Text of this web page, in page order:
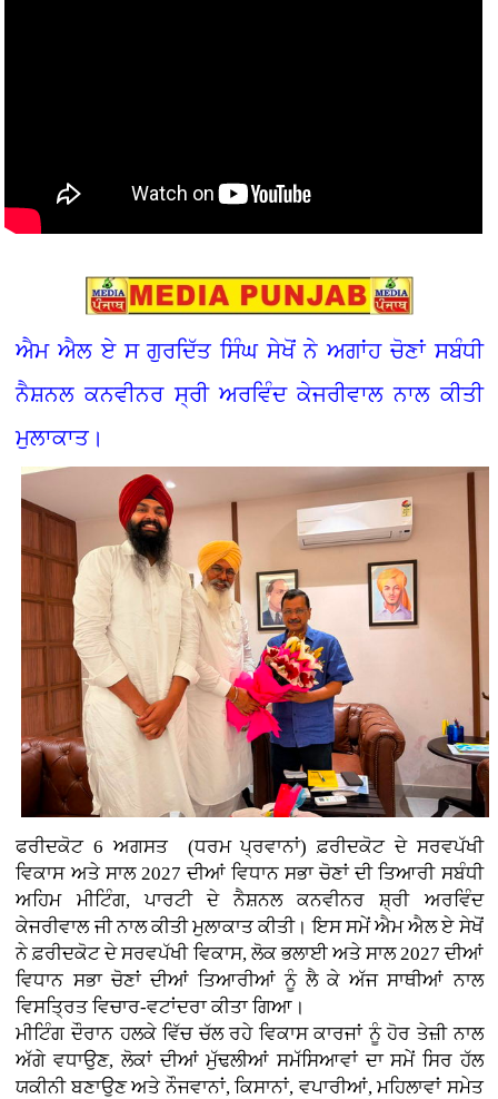
ਐਮ ਐਲ ਏ ਸ ਗੁਰਦਿੱਤ ਸਿੰਘ ਸੇਖੋਂ ਨੇ ਅਗਾਂਹ ਚੋਣਾਂ ਸਬੰਧੀ
ਨੈਸ਼ਨਲ ਕਨਵੀਨਰ ਸ੍ਰੀ ਅਰਵਿੰਦ ਕੇਜਰੀਵਾਲ ਨਾਲ ਕੀਤੀ
ਮੁਲਾਕਾਤ।
ਫਰੀਦਕੋਟ 6 ਅਗਸਤ (ਧਰਮ ਪ੍ਰਵਾਨਾਂ)ਫ਼ਰੀਦਕੋਟ ਦੇ ਸਰਵਪੱਖੀ
ਵਿਕਾਸ ਅਤੇ ਸਾਲ 2027 ਦੀਆਂ ਵਿਧਾਨ ਸਭਾ ਚੋਣਾਂ ਦੀ ਤਿਆਰੀ ਸਬੰਧੀ
ਅਹਿਮ ਮੀਟਿੰਗ, ਪਾਰਟੀ ਦੇ ਨੈਸ਼ਨਲ ਕਨਵੀਨਰ ਸ਼੍ਰੀ ਅਰਵਿੰਦ
ਕੇਜਰੀਵਾਲ ਜੀ ਨਾਲ ਕੀਤੀ ਮੁਲਾਕਾਤ ਕੀਤੀ। ਇਸ ਸਮੇਂ ਐਮ ਐਲ ਏ ਸੇਖੋਂ
ਨੇ ਫ਼ਰੀਦਕੋਟ ਦੇ ਸਰਵਪੱਖੀ ਵਿਕਾਸ, ਲੋਕ ਭਲਾਈ ਅਤੇ ਸਾਲ 2027 ਦੀਆਂ
ਵਿਧਾਨ ਸਭਾ ਚੋਣਾਂ ਦੀਆਂ ਤਿਆਰੀਆਂ ਨੂੰ ਲੈ ਕੇ ਅੱਜ ਸਾਥੀਆਂ ਨਾਲ
ਵਿਸਤ੍ਰਿਤ ਵਿਚਾਰ-ਵਟਾਂਦਰਾ ਕੀਤਾ ਗਿਆ।
ਮੀਟਿੰਗ ਦੌਰਾਨ ਹਲਕੇ ਵਿੱਚ ਚੱਲ ਰਹੇ ਵਿਕਾਸ ਕਾਰਜਾਂ ਨੂੰ ਹੋਰ ਤੇਜ਼ੀ ਨਾਲ
ਅੱਗੇ ਵਧਾਉਣ, ਲੋਕਾਂ ਦੀਆਂ ਮੁੱਢਲੀਆਂ ਸਮੱਸਿਆਵਾਂ ਦਾ ਸਮੇਂ ਸਿਰ ਹੱਲ
ਯਕੀਨੀ ਬਣਾਉਣ ਅਤੇ ਨੌਜਵਾਨਾਂ, ਕਿਸਾਨਾਂ, ਵਪਾਰੀਆਂ, ਮਹਿਲਾਵਾਂ ਸਮੇਤ